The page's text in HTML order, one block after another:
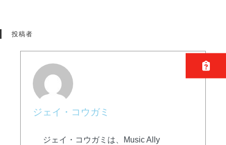
投稿者
ジェイ・コウガミ
ジェイ・コウガミは、Music Ally